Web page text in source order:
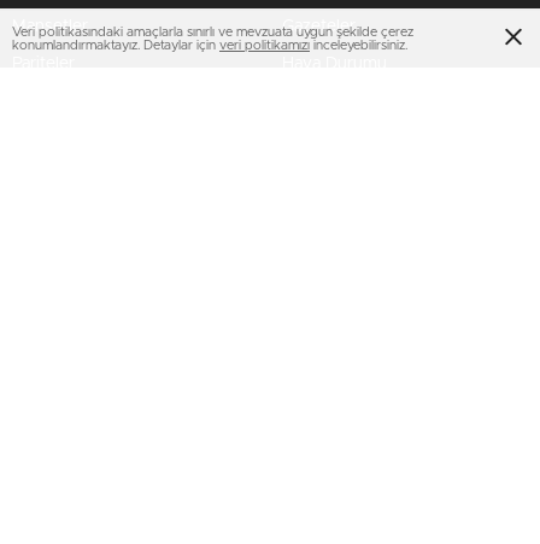
Manşetler Gazeteler
Veri politikasındaki amaçlarla sınırlı ve mevzuata uygun şekilde çerez
konumlandırmaktayız. Detaylar için veri politikamızı inceleyebilirsiniz.